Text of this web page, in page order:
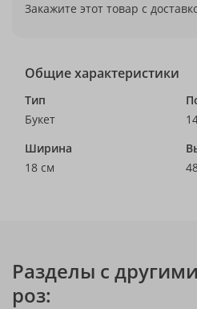
Закажите этот товар с
Общие характеристики
Тип
Букет
Ширина
18 см
Разделы с
роз: